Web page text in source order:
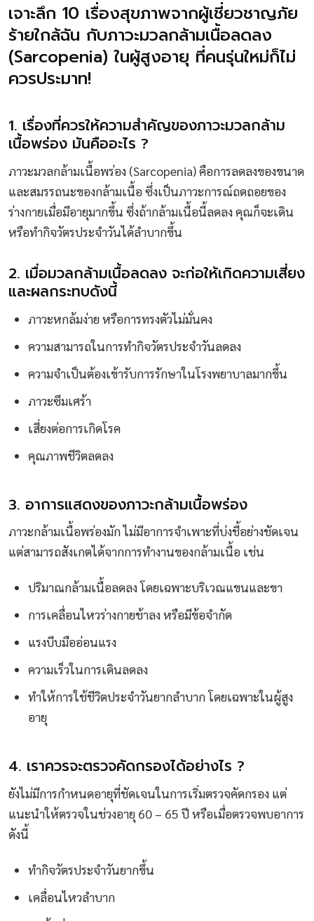
เจาะลึก 10 เรื่องสุขภาพจากผู้เชี่ยวชาญภัย
ร้ายใกล้ฉัน กับภาวะมวลกล้ามเนื้อลดลง
(Sarcopenia) ในผู้สูงอายุ ที่คนรุ่นใหม่ก็ไม่
ควรประมาท!
1. เรื่องที่ควรให้ความสำคัญของภาวะมวลกล้าม
เนื้อพร่อง มันคืออะไร ?
ภาวะมวลกล้ามเนื้อพร่อง (Sarcopenia) คือการลดลงของขนาด
และสมรรถนะของกล้ามเนื้อ ซึ่งเป็นภาวะการณ์ถดถอยของ
ร่างกายเมื่อมีอายุมากขึ้น ซึ่งถ้ากล้ามเนื้อนี้ลดลง คุณก็จะเดิน
หรือทำกิจวัตรประจำวันได้ลำบากขึ้น
2. เมื่อมวลกล้ามเนื้อลดลง จะก่อให้เกิดความเสี่ยง
และผลกระทบดังนี้
ภาวะหกล้มง่าย หรือการทรงตัวไม่มั่นคง
ความสามารถในการทำกิจวัตรประจำวันลดลง
ความจำเป็นต้องเข้ารับการรักษาในโรงพยาบาลมากขึ้น
ภาวะซึมเศร้า
เสี่ยงต่อการเกิดโรค
คุณภาพชีวิตลดลง
3. อาการแสดงของภาวะกล้ามเนื้อพร่อง
ภาวะกล้ามเนื้อพร่องมัก ไม่มีอาการจำเพาะที่บ่งชี้อย่างชัดเจน
แต่สามารถสังเกตได้จากการทำงานของกล้ามเนื้อ เช่น
ปริมาณกล้ามเนื้อลดลง โดยเฉพาะบริเวณแขนและขา
การเคลื่อนไหวร่างกายช้าลง หรือมีข้อจำกัด
แรงบีบมืออ่อนแรง
ความเร็วในการเดินลดลง
ทำให้การใช้ชีวิตประจำวันยากลำบาก โดยเฉพาะในผู้สูง
อายุ
4. เราควรจะตรวจคัดกรองได้อย่างไร ?
ยังไม่มีการกำหนดอายุที่ชัดเจนในการเริ่มตรวจคัดกรอง แต่
แนะนำให้ตรวจในช่วงอายุ 60 – 65 ปี หรือเมื่อตรวจพบอาการ
ดังนี้
ทำกิจวัตรประจำวันยากขึ้น
เคลื่อนไหวลำบาก